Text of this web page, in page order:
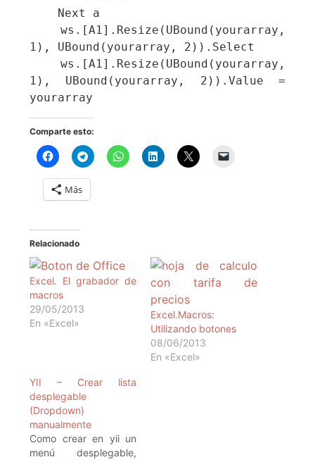
1), UBound(yourarray, 2)).Select
1), UBound(yourarray, 2)).Value =
yourarray
Comparte esto:
Más
Relacionado
Excel. El grabador de
macros
29/05/2013
En «Excel»
Excel.Macros:
Utilizando botones
08/06/2013
En «Excel»
YII – Crear lista
desplegable
(Dropdown)
manualmente
Como crear en yii un
menú desplegable,